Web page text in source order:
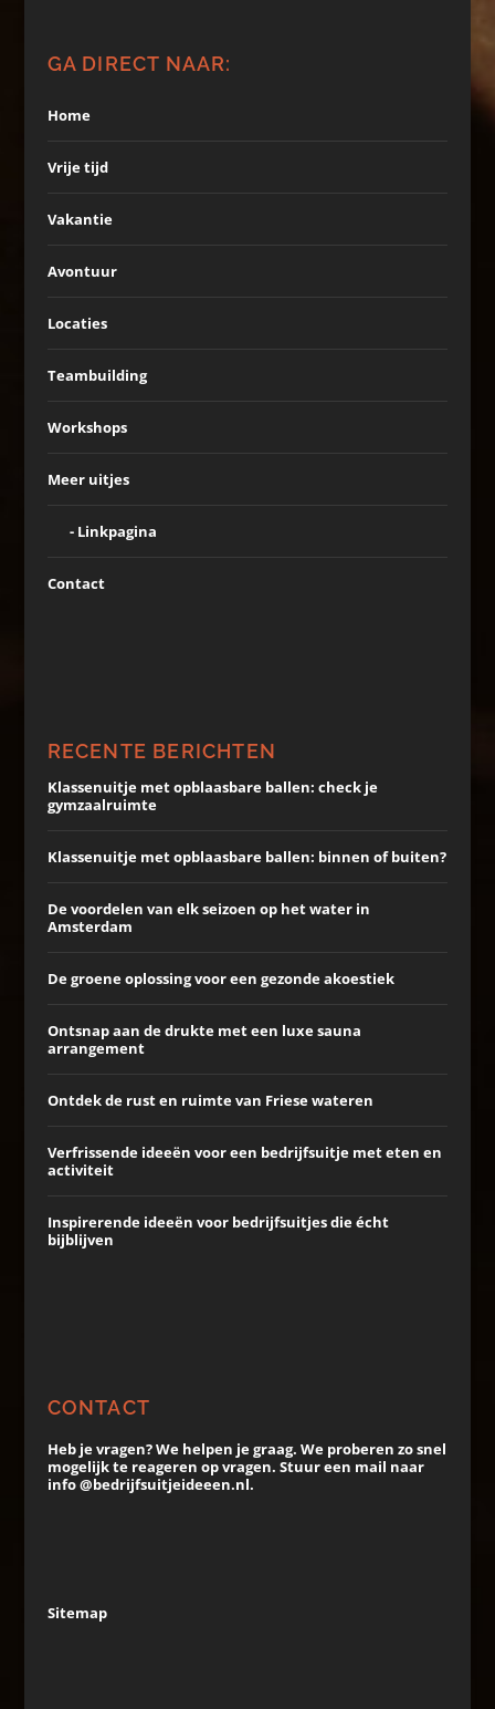
GA DIRECT NAAR:
Home
Vrije tijd
Vakantie
Avontuur
Locaties
Teambuilding
Workshops
Meer uitjes
Linkpagina
Contact
RECENTE BERICHTEN
Klassenuitje met opblaasbare ballen: check je
gymzaalruimte
Klassenuitje met opblaasbare ballen: binnen of buiten?
De voordelen van elk seizoen op het water in
Amsterdam
De groene oplossing voor een gezonde akoestiek
Ontsnap aan de drukte met een luxe sauna
arrangement
Ontdek de rust en ruimte van Friese wateren
Verfrissende ideeën voor een bedrijfsuitje met eten en
activiteit
Inspirerende ideeën voor bedrijfsuitjes die écht
bijblijven
CONTACT
Heb je vragen? We helpen je graag. We proberen zo snel
mogelijk te reageren op vragen. Stuur een mail naar
info @bedrijfsuitjeideeen.nl.
Sitemap